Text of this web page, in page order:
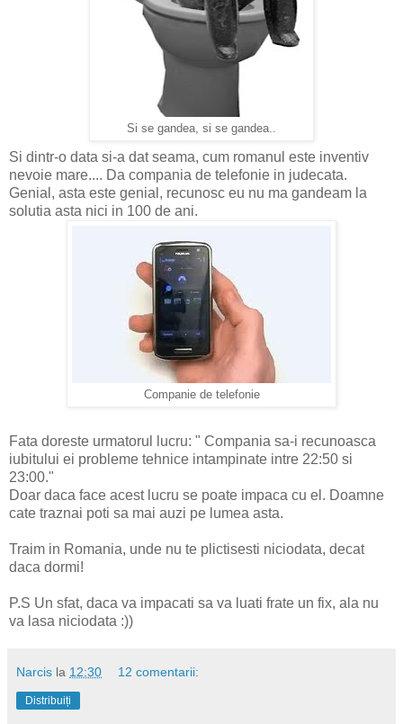
Si se gandea, si se gandea..
Si dintr-o data si-a dat seama, cum romanul este inventiv
nevoie mare.... Da compania de telefonie in judecata.
Genial, asta este genial, recunosc eu nu ma gandeam la
solutia asta nici in 100 de ani.
Companie de telefonie
Fata doreste urmatorul lucru: " Compania sa-i recunoasca
iubitului ei probleme tehnice intampinate intre 22:50 si
23:00."
Doar daca face acest lucru se poate impaca cu el. Doamne
cate traznai poti sa mai auzi pe lumea asta.
Traim in Romania, unde nu te plictisesti niciodata, decat
daca dormi!
P.S Un sfat, daca va impacati sa va luati frate un fix, ala nu
va lasa niciodata :))
Narcis la 12:30 12 comentarii:
Distribuiți